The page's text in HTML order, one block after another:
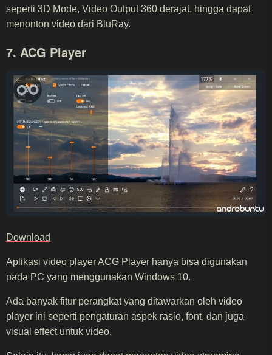
seperti 3D Mode, Video Output 360 derajat, hingga dapat
menonton video dari BluRay.
7. ACG Player
Download
Aplikasi video player ACG Player hanya bisa digunakan
pada PC yang menggunakan Windows 10.
Ada banyak fitur perangkat yang ditawarkan oleh video
player ini seperti pengaturan aspek rasio, font, dan juga
visual effect untuk video.